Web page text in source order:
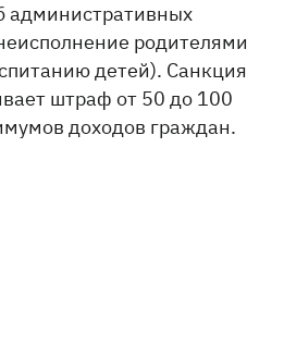
административных
родителями
детей). Санкция
штраф от 50 до 100
доходов граждан.